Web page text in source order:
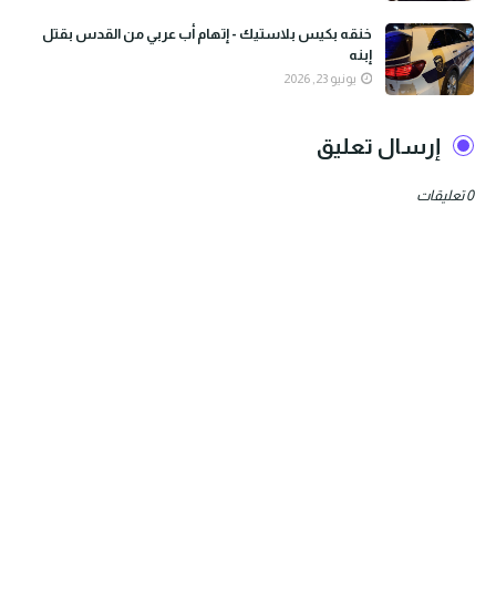
خنقه بكيس بلاستيك - إتهام أب عربي من القدس بقتل
إبنه
يونيو 23, 2026
إرسال تعليق
0 تعليقات